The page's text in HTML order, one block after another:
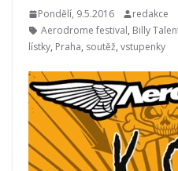
Pondělí, 9.5.2016
redakce
Aerodrome festival, Billy
lístky, Praha, soutěž, vstupenky